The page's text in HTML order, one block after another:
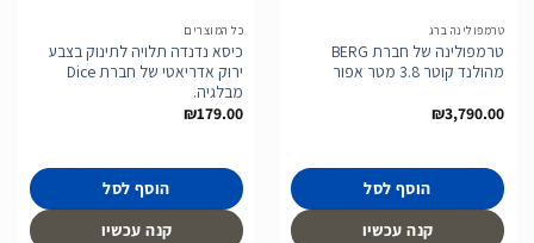
טרמפולינה ברג
טרמפולינה של חברת BERG
מהולנד קוטר 3.8 מטר אפור
₪3,790.00
הוסף לסל
קנה עכשיו
כל המוצרים
כיסא נדנדה תלויה לתינוק בצבע
ירוק אדריאטי של חברת Dice
מבלגיה.
₪179.00
הוסף לסל
קנה עכשיו